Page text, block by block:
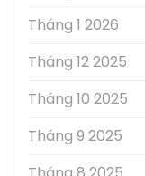
Tháng 1 2026
Tháng 12 2025
Tháng 10 2025
Tháng 9 2025